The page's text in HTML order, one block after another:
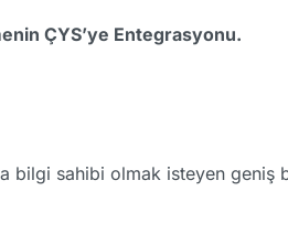
ÇYS’ye Entegrasyonu.
bilgi sahibi olmak isteyen